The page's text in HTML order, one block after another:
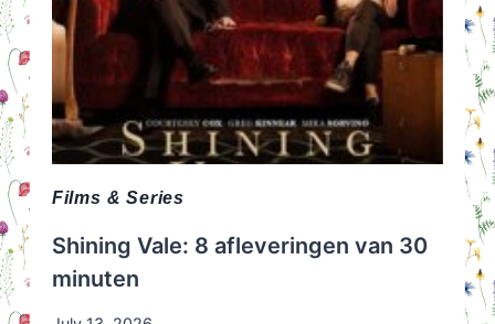
Films & Series
Shining Vale: 8 afleveringen van 30
minuten